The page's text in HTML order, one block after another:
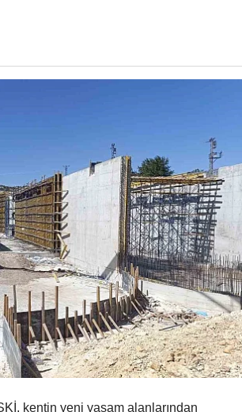
kentin yeni yaşam alanlarından